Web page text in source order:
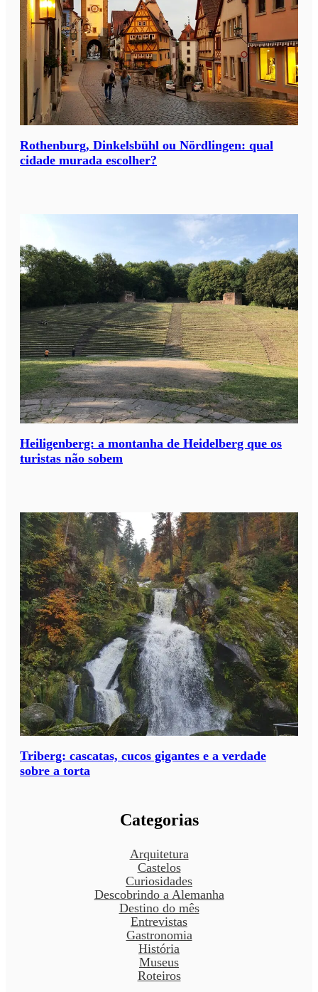
Rothenburg, Dinkelsbühl ou Nördlingen: qual
cidade murada escolher?
Heiligenberg: a montanha de Heidelberg que os
turistas não sobem
Triberg: cascatas, cucos gigantes e a verdade
sobre a torta
Categorias
Arquitetura
Castelos
Curiosidades
Descobrindo a Alemanha
Destino do mês
Entrevistas
Gastronomia
História
Museus
Roteiros